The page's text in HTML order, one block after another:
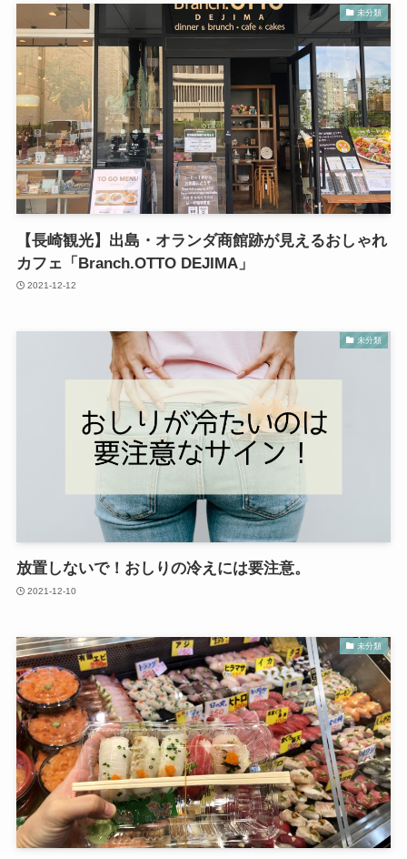
未分類
【長崎観光】出島・オランダ商館跡が見えるおしゃれ
カフェ「Branch.OTTO DEJIMA」
2021-12-12
未分類
放置しないで！おしりの冷えには要注意。
2021-12-10
未分類